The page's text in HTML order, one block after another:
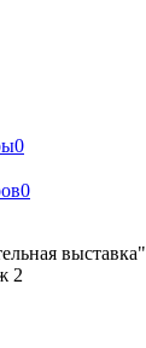
0
0
выставка"
2